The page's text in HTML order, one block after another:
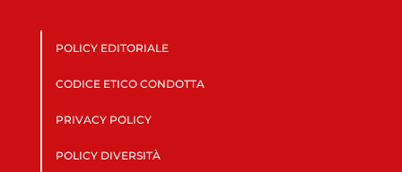
POLICY EDITORIALE
CODICE ETICO CONDOTTA
PRIVACY POLICY
POLICY DIVERSITÀ